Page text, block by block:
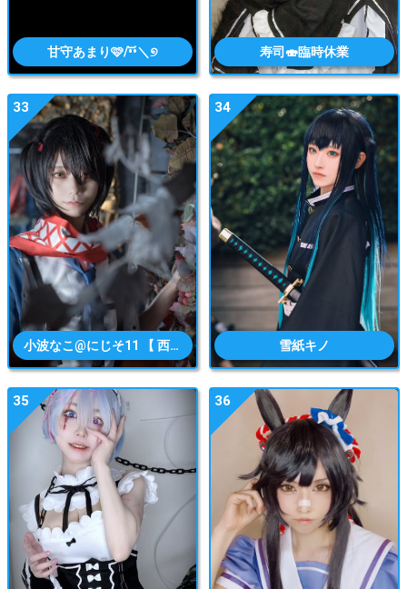
甘守あまり🩷/•᷅•᷄＼୭ 寿司🍣臨時休業
小波なこ@にじそ11 【 西4 イ-74 】
33
雪紙キノ
34
35 36